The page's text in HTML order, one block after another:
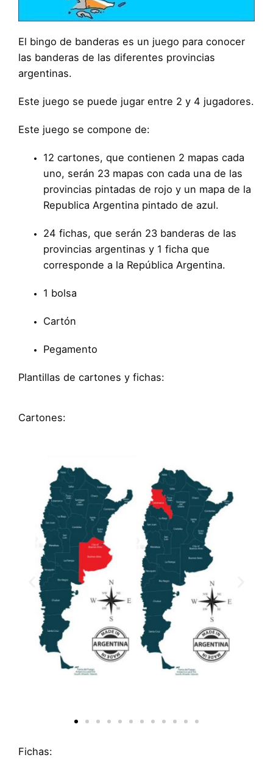
El bingo de banderas es un juego para conocer
las banderas de las diferentes provincias
argentinas.
Este juego se puede jugar entre 2 y 4 jugadores.
Este juego se compone de:
12 cartones, que contienen 2 mapas cada
uno, serán 23 mapas con cada una de las
provincias pintadas de rojo y un mapa de la
Republica Argentina pintado de azul.
24 fichas, que serán 23 banderas de las
provincias argentinas y 1 ficha que
corresponde a la República Argentina.
1 bolsa
Cartón
Pegamento
Plantillas de cartones y fichas:
Cartones:
Fichas: